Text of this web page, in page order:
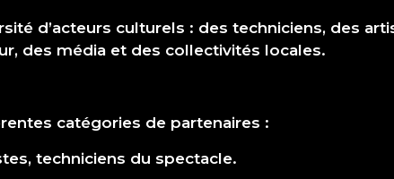
d’acteurs culturels : des techniciens, des
des média et des collectivités locales.
catégories de partenaires :
techniciens du spectacle.